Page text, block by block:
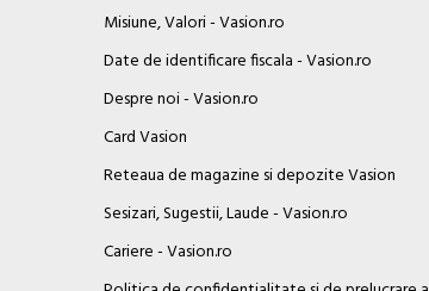
Misiune, Valori - Vasion.ro
Date de identificare fiscala - Vasion.ro
Despre noi - Vasion.ro
Card Vasion
Reteaua de magazine si depozite Vasion
Sesizari, Sugestii, Laude - Vasion.ro
Cariere - Vasion.ro